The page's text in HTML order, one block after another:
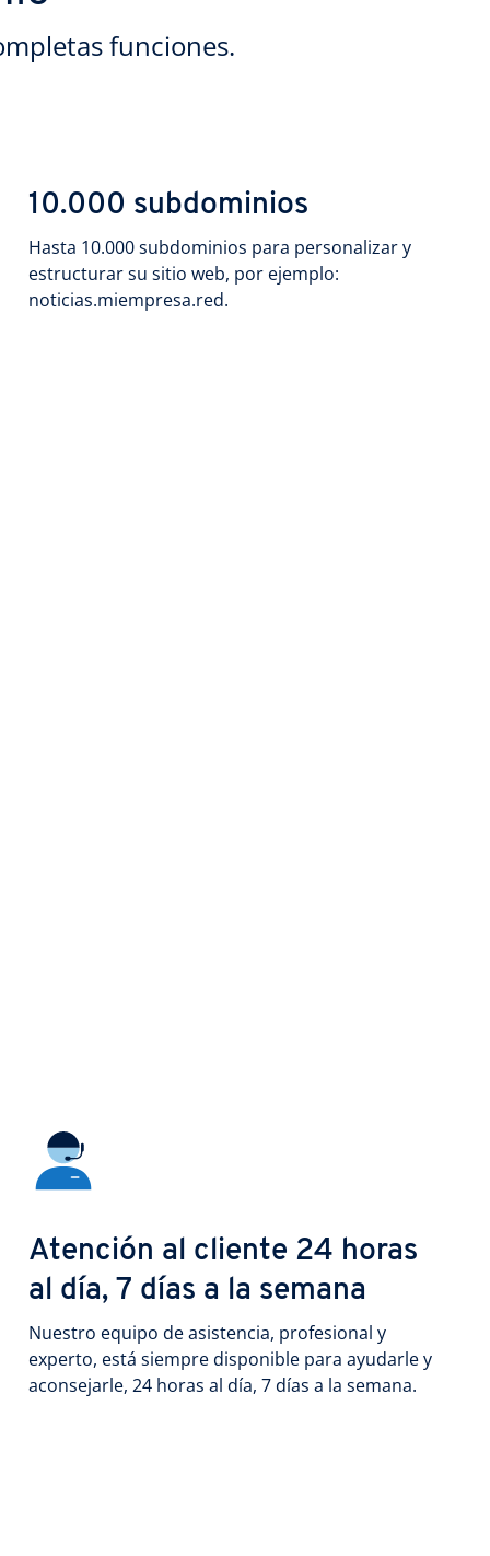
funciones.
10.000 subdominios
Hasta 10.000 subdominios para personalizar y
estructurar su sitio web, por ejemplo:
noticias.miempresa.red.
Atención al cliente 24 horas
al día, 7 días a la semana
Nuestro equipo de asistencia, profesional y
experto, está siempre disponible para ayudarle y
aconsejarle, 24 horas al día, 7 días a la semana.